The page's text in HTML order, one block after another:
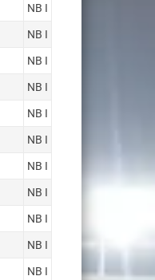
NB I
NB I
NB I
NB I
NB I
NB I
NB I
NB I
NB I
NB I
NB I